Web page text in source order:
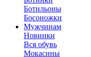
Ботильоны
Босоножки
Мужчинам
Новинки
Вся обувь
Мокасины